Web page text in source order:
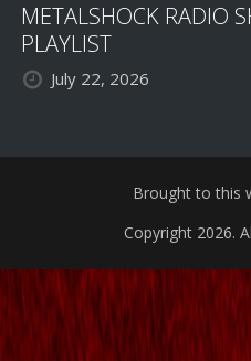
METALSHOCK RADIO
PLAYLIST
July 22, 2026
Brought to this
Copyright 2026.